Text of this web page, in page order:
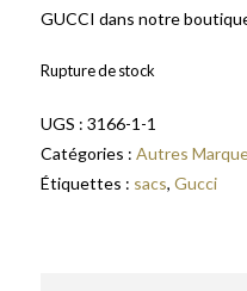
GUCCI dans notre
Rupture de stock
UGS : 3166-1-1
Catégories : Autres
Étiquettes : sacs, Gucci